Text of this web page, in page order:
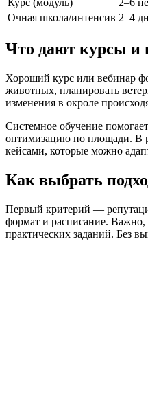
Курс (модуль)
2–6
Очная школа/интенсив 2–4
Что дают курсы и
Хороший курс или вебинар
животных, планировать
изменения в окроле
Системное обучение
оптимизацию по площади. В
кейсами, которые можно
Как выбрать
Первый критерий —
формат и расписание.
практических заданий. Без